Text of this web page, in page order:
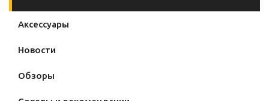
Аксессуары
Новости
Обзоры